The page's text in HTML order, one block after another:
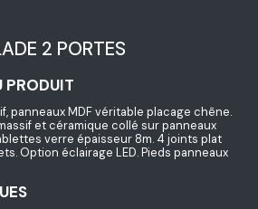
2 PORTES
PRODUIT
panneaux MDF véritable placage chêne.
et céramique collé sur panneaux
verre épaisseur 8m. 4 joints plat
Option éclairage LED. Pieds panneaux